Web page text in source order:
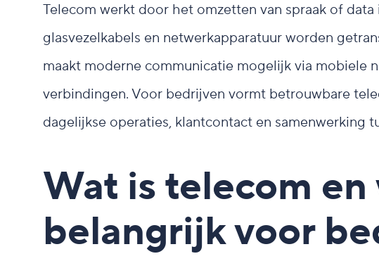
Telecom werkt door het omzetten van spraak of
glasvezelkabels en netwerkapparatuur worden
maakt moderne communicatie mogelijk via mobiele
verbindingen. Voor bedrijven vormt betrouwbare
dagelijkse operaties, klantcontact en samenwerking
Wat is telecom
belangrijk voor